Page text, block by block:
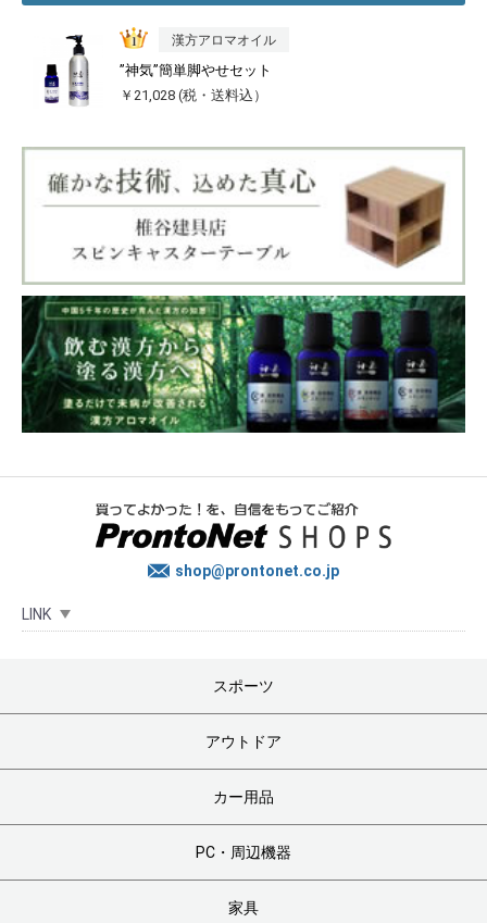
漢方アロマオイル
”神気”簡単脚やせセット
￥21,028 (税・送料込）
shop@prontonet.co.jp
LINK
スポーツ
アウトドア
カー用品
PC・周辺機器
家具